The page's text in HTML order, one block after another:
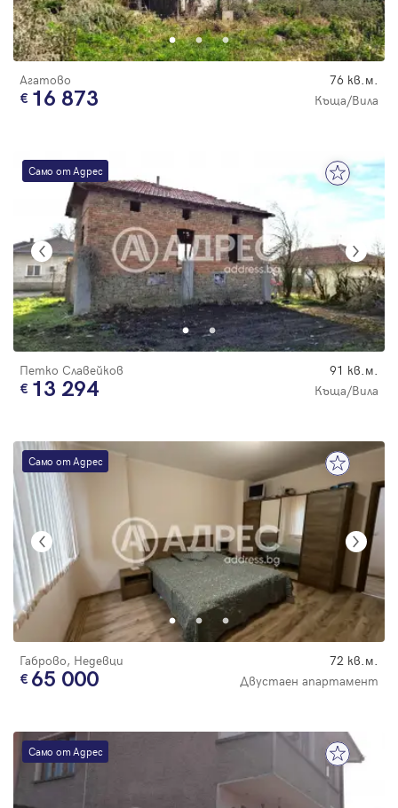
Агатово 76 кв.м.
16 873 Къща/Вила
Само от Адрес
Петко Славейков 91 кв.м.
13 294 Къща/Вила
Само от Адрес
Габрово, Недевци 72 кв.м.
65 000 Двустаен апартамент
Само от Адрес
Парола
Забравена парола
Регистрация